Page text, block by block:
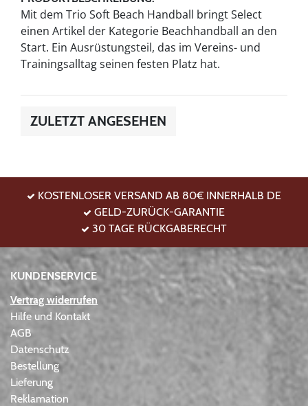
Mit dem Trio Soft Beach Handball bringt Select
einen Artikel der Kategorie Beachhandball an den
Start. Ein Ausrüstungsteil, das im Vereins- und
Trainingsalltag seinen festen Platz hat.
ZULETZT ANGESEHEN
KOSTENLOSER VERSAND AB 80€ INNERHALB DE
GELD-ZURÜCK-GARANTIE
30 TAGE RÜCKGABERECHT
KUNDENSERVICE
Vertrag widerrufen
Hilfe und Kontakt
AGB
Datenschutz
Bestellung
Lieferung
Reklamation